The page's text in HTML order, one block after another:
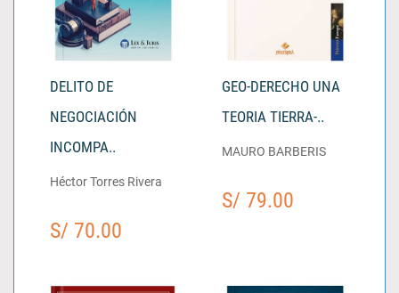
DELITO DE
NEGOCIACIÓN
INCOMPA..
Héctor Torres Rivera
S/ 70.00
GEO-DERECHO UNA
TEORIA TIERRA-..
MAURO BARBERIS
S/ 79.00